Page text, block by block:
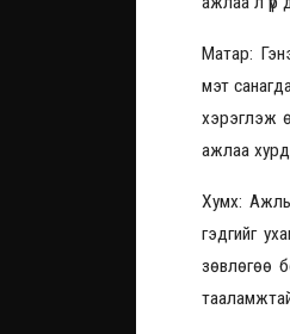
Матар:
мэт
хэрэглэж
ажлаа
Хумх:
гэдгийг
зөвлөгөө